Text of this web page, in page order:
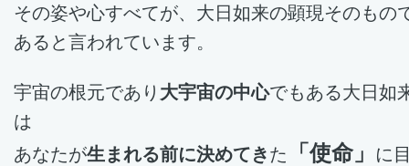
その姿や心すべてが、大日如来の顕現そのもの
あると言われています。
宇宙の根元であり 大宇宙の中心でもある大日如
は
あなたが生まれる前に決めてきた 「使命」
に